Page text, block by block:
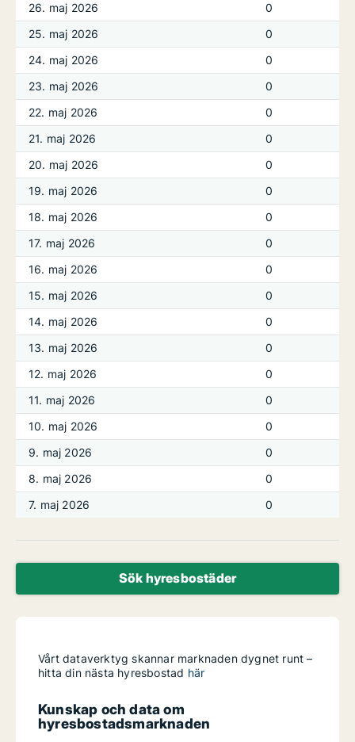
26. maj 2026
0
25. maj 2026
0
24. maj 2026
0
23. maj 2026
0
22. maj 2026
0
21. maj 2026
0
20. maj 2026
0
19. maj 2026
0
18. maj 2026
0
17. maj 2026
0
16. maj 2026
0
15. maj 2026
0
14. maj 2026
0
13. maj 2026
0
12. maj 2026
0
11. maj 2026
0
10. maj 2026
0
9. maj 2026
0
8. maj 2026
0
7. maj 2026
0
Sök hyresbostäder
Vårt dataverktyg skannar marknaden dygnet runt –
hitta din nästa hyresbostad här
Kunskap och data om
hyresbostadsmarknaden